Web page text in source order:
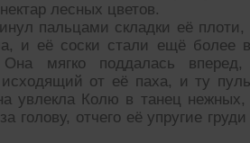
лесных цветов.
пальцами складки её плоти,
и её соски стали ещё более
Она мягко поддалась
исходящий от её паха, и ту
увлекла Колю в танец
голову, отчего её упругие